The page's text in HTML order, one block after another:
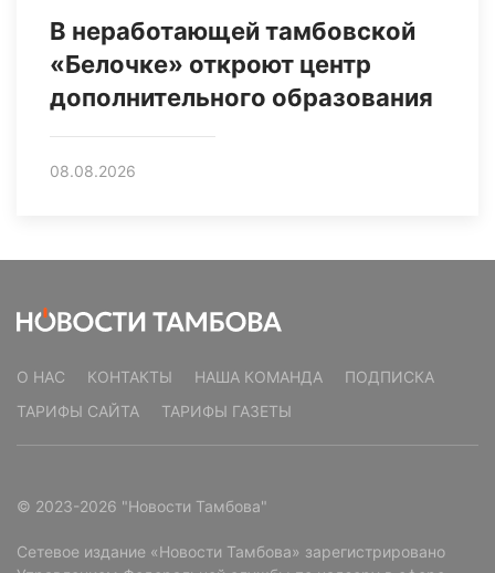
В неработающей тамбовской
«Белочке» откроют центр
дополнительного образования
08.08.2026
О НАС КОНТАКТЫ НАША КОМАНДА
ПОДПИСКА
ТАРИФЫ САЙТА
ТАРИФЫ ГАЗЕТЫ
© 2023-2026 "Новости Тамбова"
Сетевое издание «Новости Тамбова» зарегистрировано